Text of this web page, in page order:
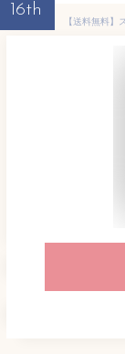
16th